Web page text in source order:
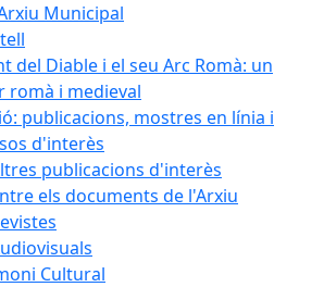
Municipal
del Diable i el seu Arc Romà: un
romà i medieval
publicacions, mostres en línia i
d'interès
publicacions d'interès
els documents de l'Arxiu
Cultural